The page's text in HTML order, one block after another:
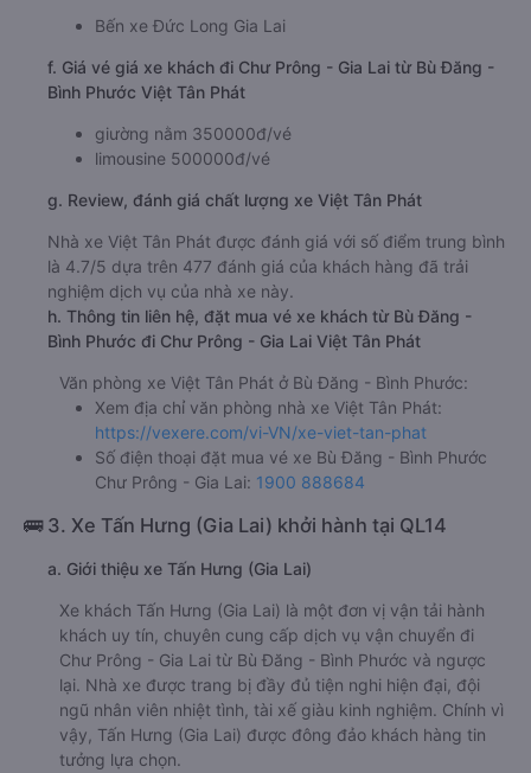
Bến xe Đức Long Gia Lai
f. Giá vé giá xe khách đi Chư Prông - Gia Lai từ Bù Đăng -
Bình Phước Việt Tân Phát
giường nằm 350000đ/vé
limousine 500000đ/vé
g. Review, đánh giá chất lượng xe Việt Tân Phát
Nhà xe Việt Tân Phát được đánh giá với số điểm trung bình
là 4.7/5 dựa trên 477 đánh giá của khách hàng đã trải
nghiệm dịch vụ của nhà xe này.
h. Thông tin liên hệ, đặt mua vé xe khách từ Bù Đăng -
Bình Phước đi Chư Prông - Gia Lai Việt Tân Phát
Văn phòng xe Việt Tân Phát ở Bù Đăng - Bình Phước:
Xem địa chỉ văn phòng nhà xe Việt Tân Phát:
https://vexere.com/vi-VN/xe-viet-tan-phat
Số điện thoại đặt mua vé xe Bù Đăng - Bình Phước
Chư Prông - Gia Lai: 1900 888684
🚌 3. Xe Tấn Hưng (Gia Lai) khởi hành tại QL14
a. Giới thiệu xe Tấn Hưng (Gia Lai)
Xe khách Tấn Hưng (Gia Lai) là một đơn vị vận tải hành
khách uy tín, chuyên cung cấp dịch vụ vận chuyển đi
Chư Prông - Gia Lai từ Bù Đăng - Bình Phước và ngược
lại. Nhà xe được trang bị đầy đủ tiện nghi hiện đại, đội
ngũ nhân viên nhiệt tình, tài xế giàu kinh nghiệm. Chính vì
vậy, Tấn Hưng (Gia Lai) được đông đảo khách hàng tin
tưởng lựa chọn.